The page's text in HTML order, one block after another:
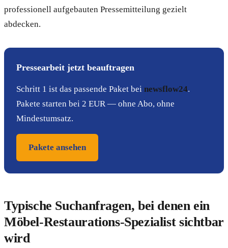
professionell aufgebauten Pressemitteilung gezielt
abdecken.
Pressearbeit jetzt beauftragen
Schritt 1 ist das passende Paket bei newsflow24.
Pakete starten bei 2 EUR — ohne Abo, ohne
Mindestumsatz.
Pakete ansehen
Typische Suchanfragen, bei denen ein
Möbel-Restaurations-Spezialist sichtbar
wird